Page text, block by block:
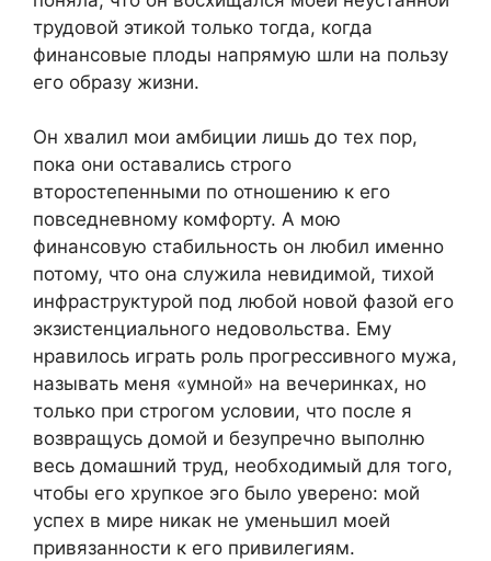
трудовой этикой только тогда, когда
финансовые плоды напрямую шли на пользу
его образу жизни.
Он хвалил мои амбиции лишь до тех пор,
пока они оставались строго
второстепенными по отношению к его
повседневному комфорту. А мою
финансовую стабильность он любил именно
потому, что она служила невидимой, тихой
инфраструктурой под любой новой фазой его
экзистенциального недовольства. Ему
нравилось играть роль прогрессивного мужа,
называть меня «умной» на вечеринках, но
только при строгом условии, что после я
возвращусь домой и безупречно выполню
весь домашний труд, необходимый для того,
чтобы его хрупкое эго было уверено: мой
успех в мире никак не уменьшил моей
привязанности к его привилегиям.